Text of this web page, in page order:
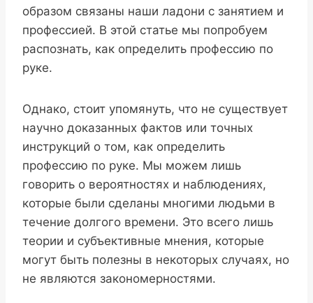
образом связаны наши ладони с занятием и
профессией. В этой статье мы попробуем
распознать, как определить профессию по
руке.
Однако, стоит упомянуть, что не существует
научно доказанных фактов или точных
инструкций о том, как определить
профессию по руке. Мы можем лишь
говорить о вероятностях и наблюдениях,
которые были сделаны многими людьми в
течение долгого времени. Это всего лишь
теории и субъективные мнения, которые
могут быть полезны в некоторых случаях, но
не являются закономерностями.